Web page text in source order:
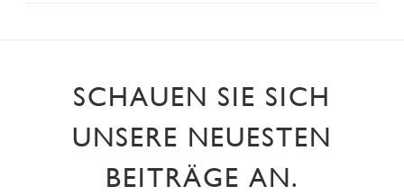
SCHAUEN SIE SICH
UNSERE NEUESTEN
BEITRÄGE AN.